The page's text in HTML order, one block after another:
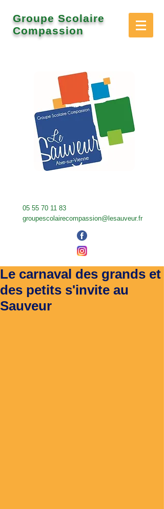
Groupe Scolaire
Compassion
05 55 70 11 83
groupescolairecompassion@lesauveur.fr
Le carnaval des grands et
des petits s'invite au
Sauveur